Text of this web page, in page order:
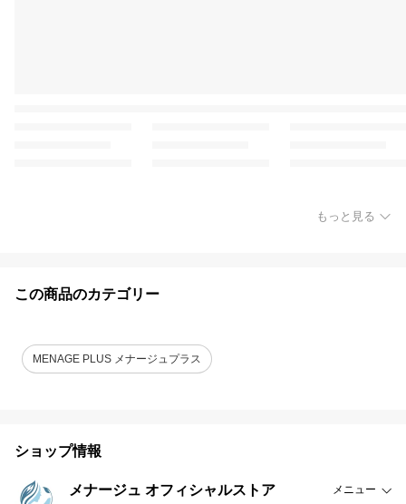
もっと見る
この商品のカテゴリー
MENAGE PLUS メナージュプラス
ショップ情報
メナージュ オフィシャルストア メニュー